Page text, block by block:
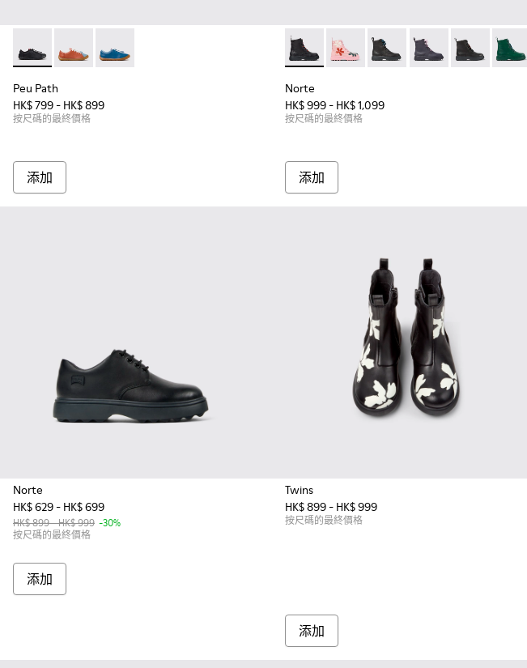
Peu Path - K800707-007 - 童裝黑色皮革運動鞋。
Peu Path - K800707-008
Peu Path - K800707-002
Peu Path
HK$ 799 - HK$ 899
按尺碼的最終價格
添加
Norte - K900150-021 - 童裝黑色皮革及踝
Norte - K900150-020
Norte - K900150-019
Norte - K900150-018
Norte -
Norte
HK$ 999 - HK$ 1,099
按尺碼的最終價格
添加
Norte
HK$ 629 - HK$ 699
HK$ 899 - HK$ 999 -30%
按尺碼的最終價格
添加
Twins
HK$ 899 - HK$ 999
按尺碼的最終價格
添加